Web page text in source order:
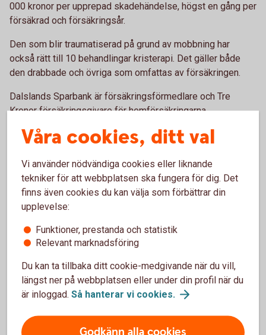
000 kronor per upprepad skadehändelse, högst en gång per
försäkrad och försäkringsår.
Den som blir traumatiserad på grund av mobbning har
också rätt till 10 behandlingar kristerapi. Det gäller både
den drabbade och övriga som omfattas av försäkringen.
Dalslands Sparbank är försäkringsförmedlare och Tre
Kronor försäkringsgivare för hemförsäkringarna.
Kontakt
Du är välkommen att ringa Tre Kronors support och anmäla
skada om ditt barn har blivit utsatt för mobbning.
Ring Tre Kronors support på 0771- 23 33 33
Läs mer om mobbingskyddet under punkt 1.9 i
Villkor Hemförsäkring (pdf)
Våra cookies, ditt val
Vi använder nödvändiga cookies eller liknande
tekniker för att webbplatsen ska fungera för dig. Det
finns även cookies du kan välja som förbättrar din
upplevelse:
Funktioner, prestanda och statistik
Relevant marknadsföring
Du kan ta tillbaka ditt cookie-medgivande när du vill,
längst ner på webbplatsen eller under din profil när du
är inloggad. Så hanterar vi cookies.